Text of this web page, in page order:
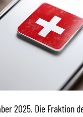
2025. Die Fraktion